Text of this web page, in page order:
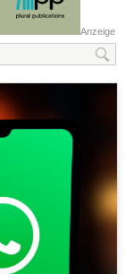
Anzeige